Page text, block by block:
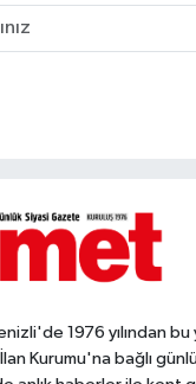
1976 yılından bu
Kurumu'na bağlı